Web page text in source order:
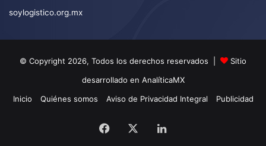
soylogistico.org.mx
© Copyright 2026, Todos los derechos reservados |
Sitio
desarrollado en AnalíticaMX
Inicio
Quiénes somos Aviso de Privacidad Integral Publicidad
Facebook LinkedIn